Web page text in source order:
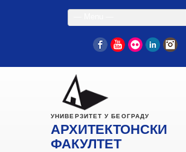
FacebookYouTube
Flickr LinkedIn
УНИВЕРЗИТЕТ У БЕОГРАДУ
АРХИТЕКТОНСКИ
ФАКУЛТЕТ